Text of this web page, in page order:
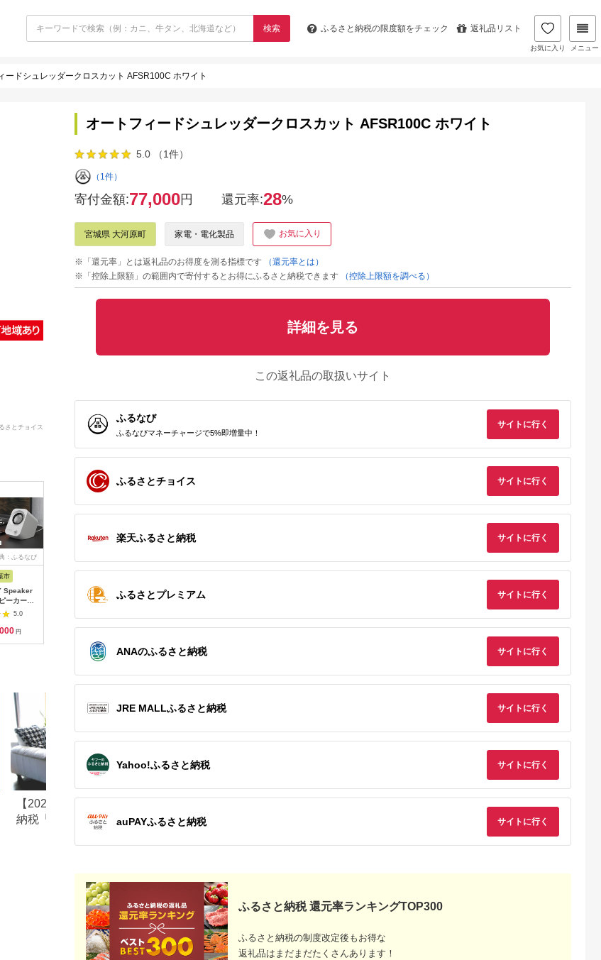
検索 ふるさと納税の限度額をチェック 返礼品リスト
お気に入り メニュー
ードシュレッダークロスカット AFSR100C ホワイト
さとチョイス
：ふるなび
市
Speaker
ーカー
電 高音質
インテリ
5.0
円
乾電池エボルタNEO
単3・4形 計20本 アル
12,000
ピアノ HP702 ライト
オーク調 設置作業付
600,000
ーEマウント】
231,000
A 1ポート 折りたたみ
式プラグ 急速充電
11,000
【Canon】 キヤノン
EOS R7 ボディー キ
ャノン 一眼 家電
_0022C657,000
MOTTERU(モッテ
ル) Power
Delivery65W対応
USB-C×1ポート、
USB-A×1ポート 合計
最大63W AC充電器
かしこく充電 ２年保
15,000
【2026年最新版】ふるさと
納税「食べ物以外」返礼品
りの家電探し。おすすめラ
オートフィードシュレッダークロスカット AFSR100C ホワイト
5.0 （1件）
（1件）
寄付金額:77,000円 還元率:28%
宮城県 大河原町 家電・電化製品 お気に入り
※「還元率」とは返礼品のお得度を測る指標です
（還元率とは）
※「控除上限額」の範囲内で寄付するとお得にふるさと納税できます
（控除上限額を調べる）
詳細を見る
この返礼品の取扱いサイト
ふるなび
ふるなびマネーチャージで5%即増量中！
サイトに行く
ふるさとチョイス サイトに行く
楽天ふるさと納税 サイトに行く
ふるさとプレミアム サイトに行く
ANAのふるさと納税 サイトに行く
JRE MALLふるさと納税 サイトに行く
Yahoo!ふるさと納税 サイトに行く
auPAYふるさと納税 サイトに行く
ふるさと納税 還元率ランキングTOP300
ふるさと納税の制度改定後もお得な
返礼品はまだまだたくさんあります！